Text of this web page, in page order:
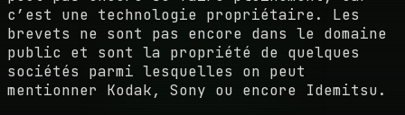
c’est une technologie propriétaire. Les
brevets ne sont pas encore dans le domaine
public et sont la propriété de quelques
sociétés parmi lesquelles on peut
mentionner Kodak, Sony ou encore Idemitsu.